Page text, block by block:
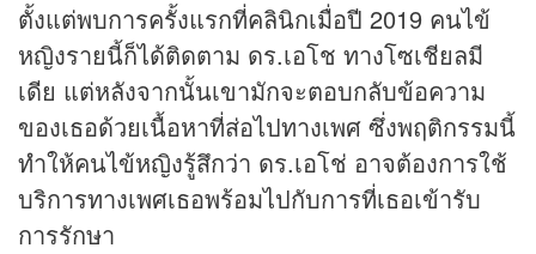
ตั้งแต่พบการครั้งแรกที่คลินิกเมื่อปี 2019 คนไข้
หญิงรายนี้ก็ได้ติดตาม ดร.เอโช ทางโซเชียลมี
เดีย แต่หลังจากนั้นเขามักจะตอบกลับข้อความ
ของเธอด้วยเนื้อหาที่ส่อไปทางเพศ ซึ่งพฤติกรรมนี้
ทำให้คนไข้หญิงรู้สึกว่า ดร.เอโช่ อาจต้องการใช้
บริการทางเพศเธอพร้อมไปกับการที่เธอเข้ารับ
การรักษา